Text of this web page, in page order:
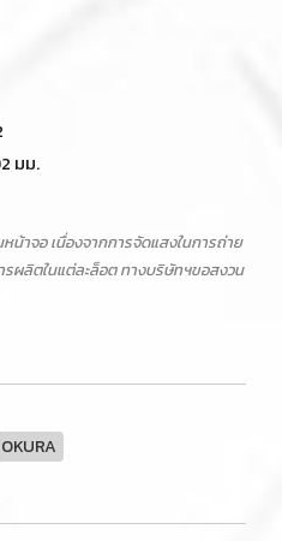
มม.
น้าจอ เนื่องจากการจัดแสงในการถ่าย
ผลิตในแต่ละล็อต ทางบริษัทฯขอสงวน
OKURA